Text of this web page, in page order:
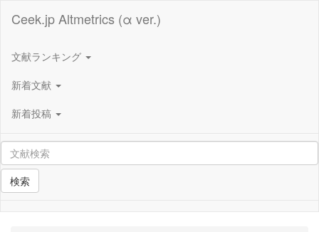
Ceek.jp Altmetrics (α ver.)
文献ランキング
新着文献
新着投稿
検索